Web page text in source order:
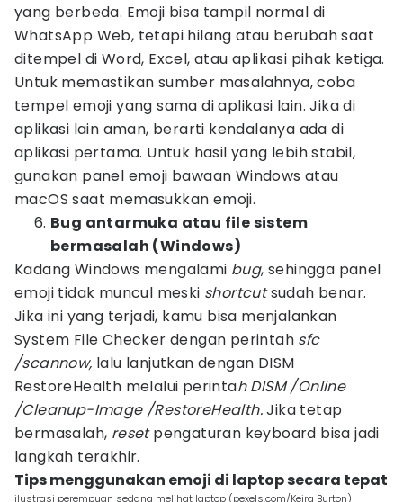
yang berbeda. Emoji bisa tampil normal di
WhatsApp Web, tetapi hilang atau berubah saat
ditempel di Word, Excel, atau aplikasi pihak ketiga.
Untuk memastikan sumber masalahnya, coba
tempel emoji yang sama di aplikasi lain. Jika di
aplikasi lain aman, berarti kendalanya ada di
aplikasi pertama. Untuk hasil yang lebih stabil,
gunakan panel emoji bawaan Windows atau
macOS saat memasukkan emoji.
Bug antarmuka atau file sistem
bermasalah (Windows)
Kadang Windows mengalami bug, sehingga panel
emoji tidak muncul meski shortcutsudah benar.
Jika ini yang terjadi, kamu bisa menjalankan
System File Checker dengan perintah sfc
/scannow, lalu lanjutkan dengan DISM
RestoreHealth melalui perintah DISM /Online
/Cleanup-Image /RestoreHealth.Jika tetap
bermasalah, resetpengaturan keyboard bisa jadi
langkah terakhir.
Tips menggunakan emoji di laptop secara tepat
ilustrasi perempuan sedang melihat laptop (pexels.com/Keira Burton)